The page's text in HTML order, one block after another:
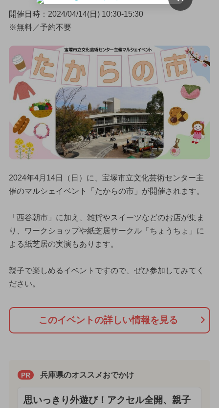
開催日時：2024/04/14(日) 10:30-15:30
※無料／予約不要
2024年4月14日（日）に、宝塚市立文化芸術センター主
催のマルシェイベント「たからの市」が開催されます。
「西谷朝市」に加え、雑貨やスイーツなどのお店が集ま
り、ワークショップや紙芝居サークル「ちょうちょ」に
よる紙芝居の実演もあります。
親子で楽しめるイベントですので、ぜひ参加してみてく
ださい。
このイベントの詳しい情報を見る
PR 兵庫県のオススメおでかけ
思いっきり外遊び！アクセル全開、親子